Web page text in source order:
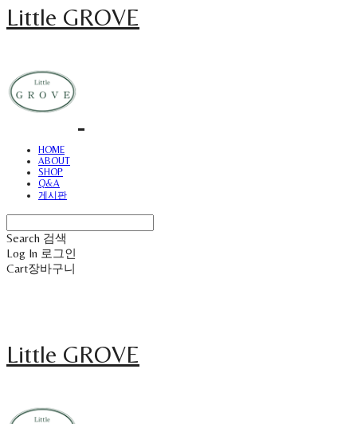
Little GROVE
HOME
ABOUT
SHOP
Q&A
게시판
Search 검색
Log In 로그인
Cart장바구니
Little GROVE